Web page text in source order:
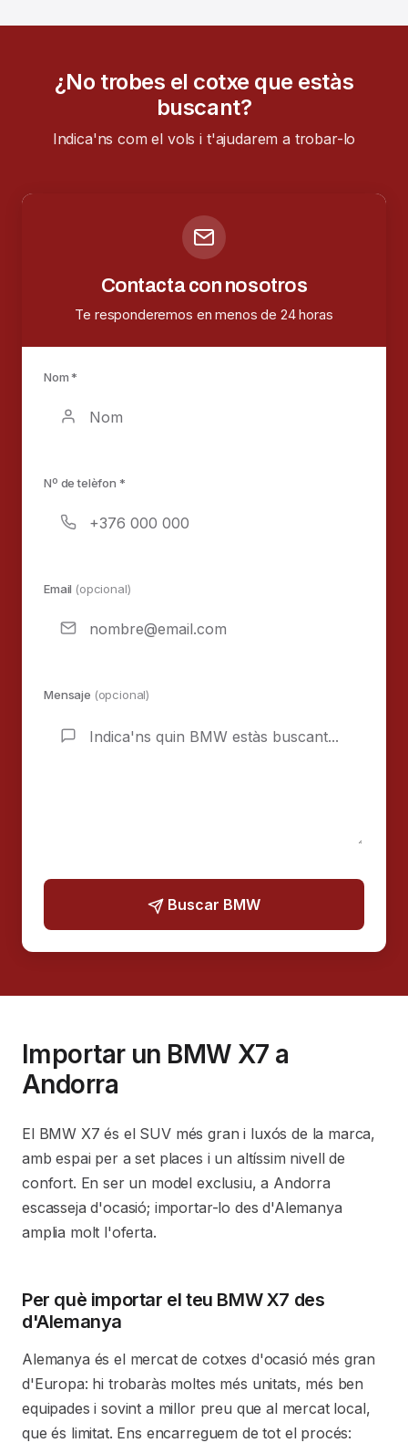
¿No trobes el cotxe que estàs
buscant?
Indica'ns com el vols i t'ajudarem a trobar-lo
Contacta con nosotros
Te responderemos en menos de 24 horas
Nom *
Nº de telèfon *
Email (opcional)
Mensaje (opcional)
Buscar BMW
Importar un BMW X7 a
Andorra
El BMW X7 és el SUV més gran i luxós de la marca,
amb espai per a set places i un altíssim nivell de
confort. En ser un model exclusiu, a Andorra
escasseja d'ocasió; importar-lo des d'Alemanya
amplia molt l'oferta.
Per què importar el teu BMW X7 des
d'Alemanya
Alemanya és el mercat de cotxes d'ocasió més gran
d'Europa: hi trobaràs moltes més unitats, més ben
equipades i sovint a millor preu que al mercat local,
que és limitat. Ens encarreguem de tot el procés: